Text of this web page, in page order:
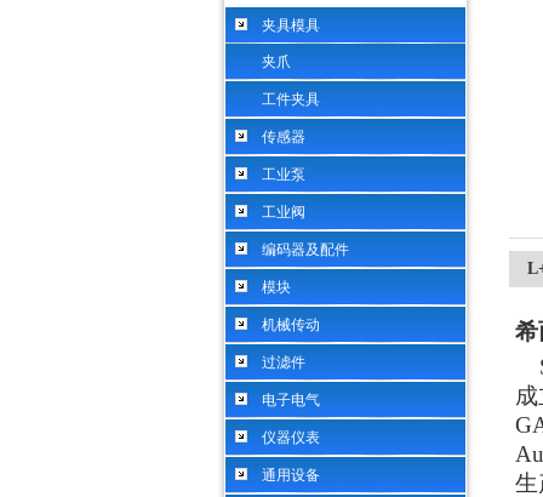
夹具模具
夹爪
工件夹具
传感器
工业泵
工业阀
编码器及配件
模块
机械传动
过滤件
电子电气
仪器仪表
通用设备
希
生